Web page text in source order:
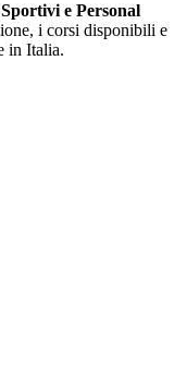
e Personal
i corsi disponibili e
in Italia.